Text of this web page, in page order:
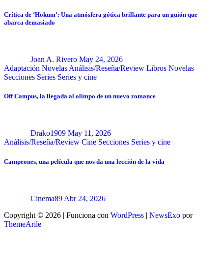
Crítica de ‘Hokum’: Una atmósfera gótica brillante para un guión que
abarca demasiado
Joan A. Rivero May 24, 2026
Adaptación Novelas Análisis/Reseña/Review Libros Novelas
Secciones Series Series y cine
Off Campus, la llegada al olimpo de un nuevo romance
Drako1909 May 11, 2026
Análisis/Reseña/Review Cine Secciones Series y cine
Campeones, una película que nos da una lección de la vida
Cinema89 Abr 24, 2026
Copyright © 2026 | Funciona con WordPress | NewsExo por
ThemeArile